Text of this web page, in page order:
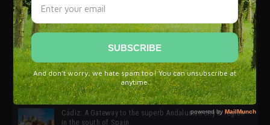
32ª edición de Ciutat Flamenco 2026 * 16 – 25 Octubre,
SIMOF 30 Edition 2025 * ‘We are all SIMOF’
Cádiz: A Gateway to the superb Andalusian city & region
in the south of Spain